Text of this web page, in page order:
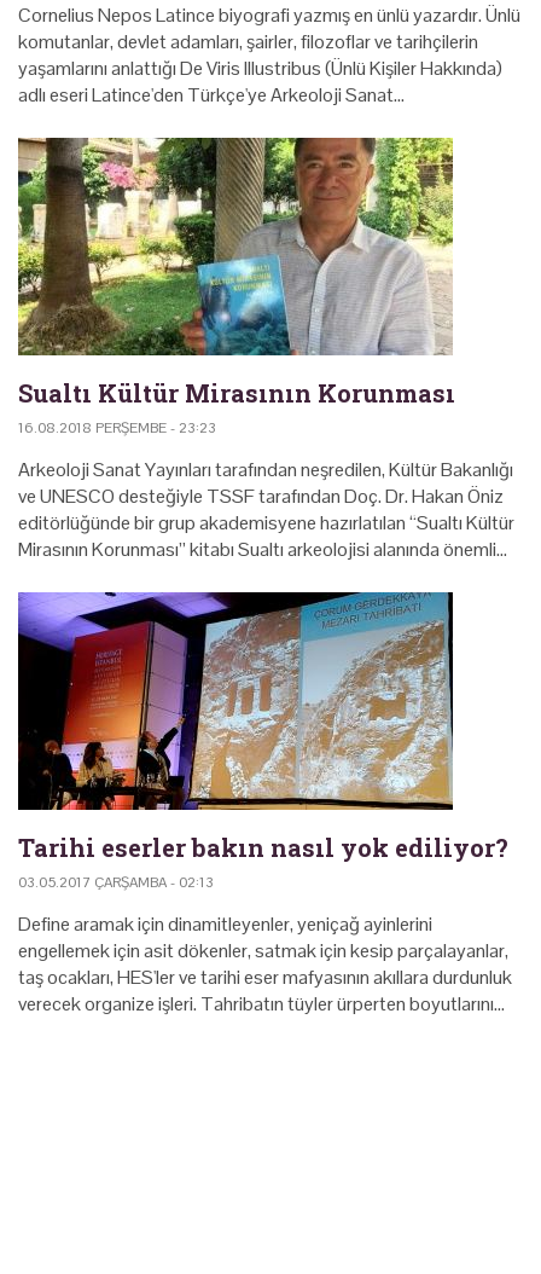
Cornelius Nepos Latince biyografi yazmış en ünlü yazardır. Ünlü
komutanlar, devlet adamları, şairler, filozoflar ve tarih­çilerin
yaşamlarını anlattığı De Viris Illustribus (Ünlü Kişiler Hakkında)
adlı eseri Latince'den Türkçe'ye Arkeoloji Sanat…
Sualtı Kültür Mirasının Korunması
16.08.2018 PERŞEMBE - 23:23
Arkeoloji Sanat Yayınları tarafından neşredilen, Kültür Bakanlığı
ve UNESCO desteğiyle TSSF tarafından Doç. Dr. Hakan Öniz
editörlüğünde bir grup akademisyene hazırlatılan “Sualtı Kültür
Mirasının Korunması” kitabı Sualtı arkeolojisi alanında önemli…
Tarihi eserler bakın nasıl yok ediliyor?
03.05.2017 ÇARŞAMBA - 02:13
Define aramak için dinamitleyenler, yeniçağ ayinlerini
engellemek için asit dökenler, satmak için kesip parçalayanlar,
taş ocakları, HES'ler ve tarihi eser mafyasının akıllara durdunluk
verecek organize işleri. Tahribatın tüyler ürperten boyutlarını…